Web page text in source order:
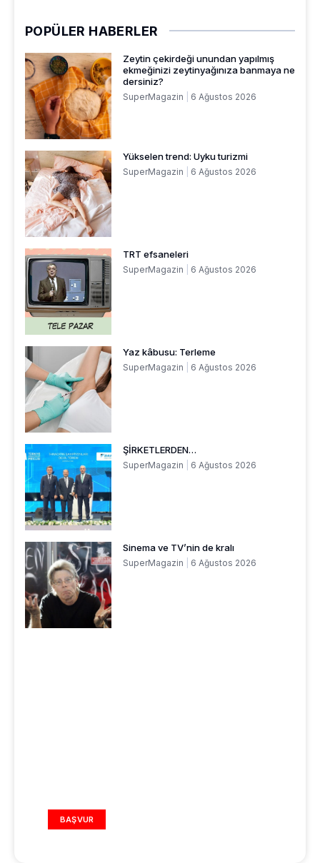
POPÜLER HABERLER
Zeytin çekirdeği unundan yapılmış
ekmeğinizi zeytinyağınıza banmaya ne
dersiniz?
SuperMagazin 6 Ağustos 2026
Yükselen trend: Uyku turizmi
SuperMagazin 6 Ağustos 2026
TRT efsaneleri
SuperMagazin 6 Ağustos 2026
Yaz kâbusu: Terleme
SuperMagazin 6 Ağustos 2026
ŞİRKETLERDEN…
SuperMagazin 6 Ağustos 2026
Sinema ve TV’nin de kralı
SuperMagazin 6 Ağustos 2026
BAŞVUR